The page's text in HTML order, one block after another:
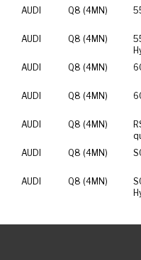
AUDI
Q8 (4MN)
AUDI Q8 (4MN)
AUDI
Q8 (4MN)
AUDI Q8 (4MN)
AUDI Q8 (4MN)
AUDI
Q8 (4MN)
AUDI Q8 (4MN)